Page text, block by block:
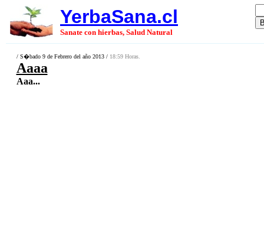
YerbaSana.cl
Sanate con hierbas, Salud Natural
/ S�bado 9 de Febrero del año 2013 / 18:59 Horas.
Aaaa
Aaa...